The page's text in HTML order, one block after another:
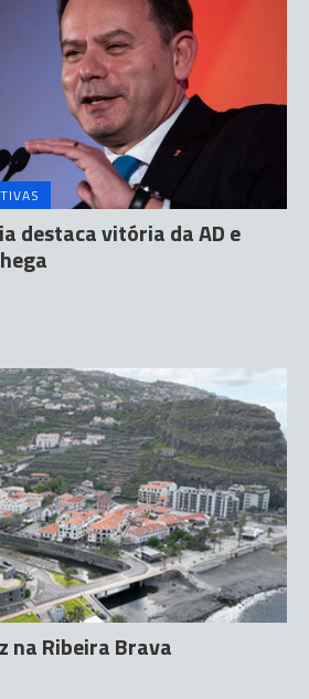
destaca vitória da AD e
na Ribeira Brava